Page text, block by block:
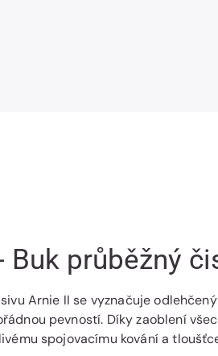
Buk průběžný
Arnie II se vyznačuje
pevností. Díky zaoblení
spojovacímu kování a